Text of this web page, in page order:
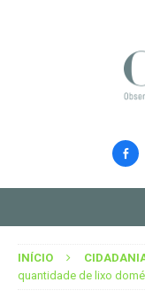
INÍCIO
quantidade de lixo